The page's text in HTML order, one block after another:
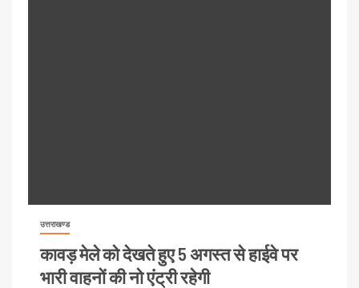
उत्तराखण्ड
कावड़ मेले को देखते हुए 5 अगस्त से हाईवे पर
भारी वाहनों की नो एंट्री रहेगी